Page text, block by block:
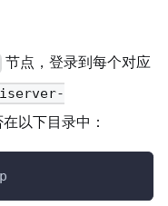
节点，登录到每个对应
以下目录中：